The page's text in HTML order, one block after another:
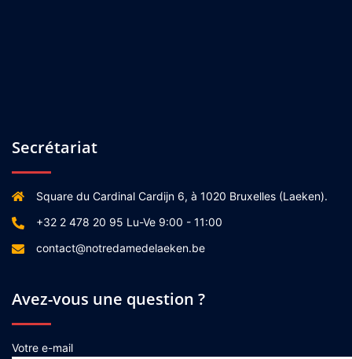
Secrétariat
Square du Cardinal Cardijn 6, à 1020 Bruxelles (Laeken).
+32 2 478 20 95 Lu-Ve 9:00 - 11:00
contact@notredamedelaeken.be
Avez-vous une question ?
Votre e-mail